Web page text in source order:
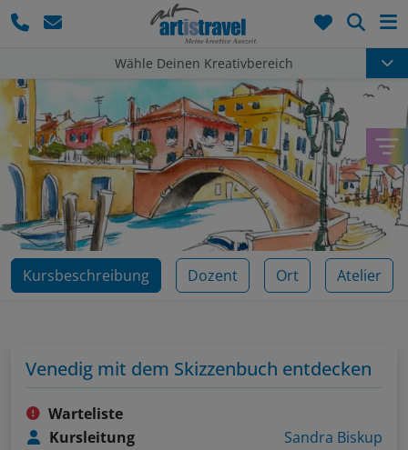
Wähle Deinen Kreativbereich
Kursbeschreibung Dozent Ort Atelier
Venedig mit dem Skizzenbuch entdecken
Warteliste
Kursleitung
Sandra Biskup